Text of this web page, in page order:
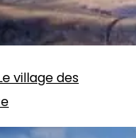
village des